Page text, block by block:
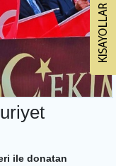
ile donatan